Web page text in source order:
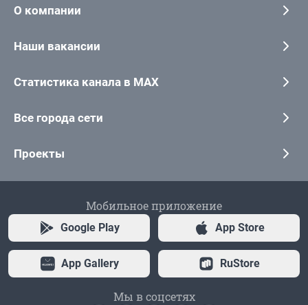
О компании
Наши вакансии
Статистика канала в MAX
Все города сети
Проекты
Мобильное приложение
Google Play App Store
App Gallery RuStore
Мы в соцсетях